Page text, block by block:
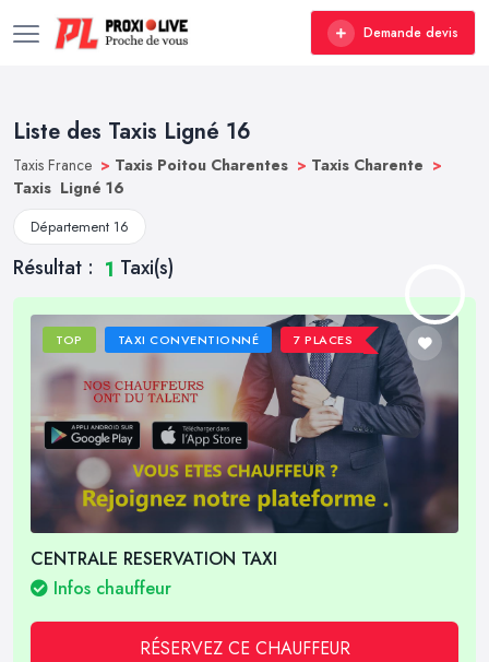
Demande devis
Liste des Taxis Ligné 16
Taxis France > Taxis Poitou Charentes > Taxis Charente >
Taxis Ligné 16
Département 16
Résultat : 1 Taxi(s)
TOP TAXI CONVENTIONNÉ 7 PLACES
CENTRALE RESERVATION TAXI
Infos chauffeur
RÉSERVEZ CE CHAUFFEUR